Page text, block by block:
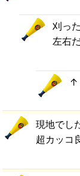
刈っ
左右
↑
現地でし
超カッコ